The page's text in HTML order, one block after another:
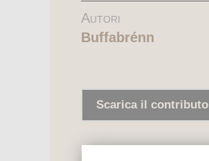
Autori
Buffabrénn
Scarica il contributo